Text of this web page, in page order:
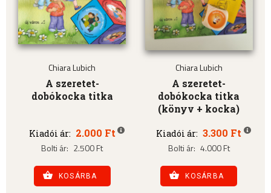
Chiara Lubich
A szeretet-
dobókocka titka
Kiadói ár: 2.000 Ft
Bolti ár: 2.500 Ft
KOSÁRBA
Chiara Lubich
A szeretet-
dobókocka titka
(könyv + kocka)
Kiadói ár: 3.300 Ft
Bolti ár: 4.000 Ft
KOSÁRBA